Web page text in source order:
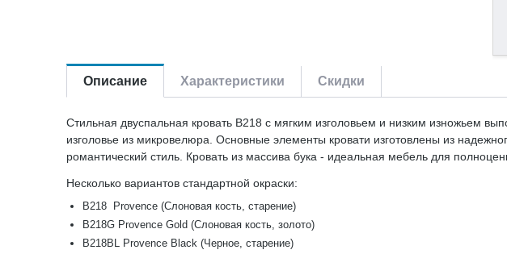
Описание Характеристики Скидки
Стильная двуспальная кровать В218 с мягким изголовьем и низким изножьем
изголовье из микровелюра. Основные элементы кровати изготовлены из
романтический стиль. Кровать из массива бука - идеальная мебель для
Несколько вариантов стандартной окраски:
B218 Provence (Слоновая кость, старение)
B218G Provence Gold (Слоновая кость, золото)
B218BL Provence Black (Черное, старение)